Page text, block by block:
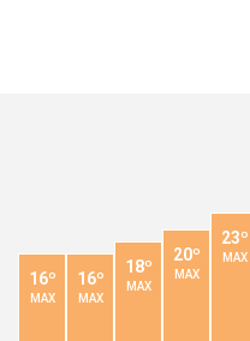
16º
MAX
16º
MAX
18º
MAX
20º
MAX
23º
MAX